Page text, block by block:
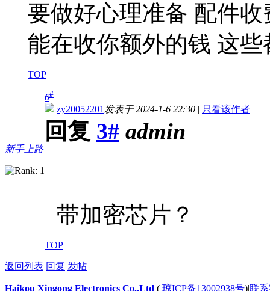
要做好心理准备 配件
能在收你额外的钱 这
TOP
新手上路
6#
zy20052201 发表于 2024-1-6 22:30 | 只看该作者
回复 3# admin
带加密芯片？
TOP
返回列表 回复 发帖
Haikou Xingong Electronics Co.,Ltd ( 琼ICP备13002938号)|联